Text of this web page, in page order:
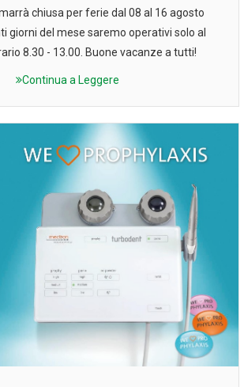
chiusa per ferie dal 08 al 16 agosto
giorni del mese saremo operativi solo al
8.30 - 13.00. Buone vacanze a tutti!
Continua a Leggere